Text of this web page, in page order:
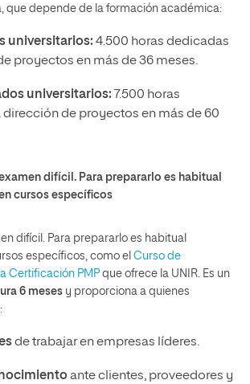
que depende de la formación académica:
universitarios: 4.500 horas dedicadas
proyectos en más de 36 meses.
universitarios: 7.500 horas
de proyectos en más de 60
examen difícil. Para prepararlo es habitual
cursos específicos
difícil. Para prepararlo es habitual
específicos, como el Curso de
Certificación PMP que ofrece la UNIR. Es un
6 meses y proporciona a quienes
de trabajar en empresas líderes.
ante clientes, proveedores y